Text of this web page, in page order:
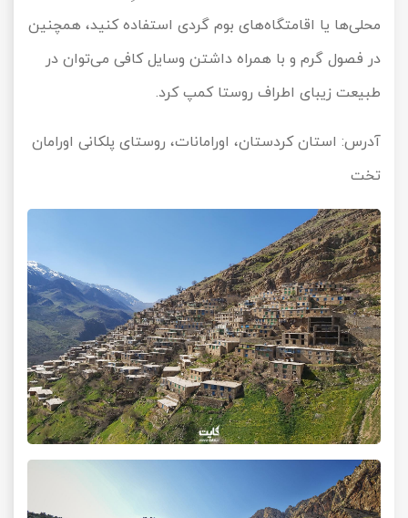
محلی‌ها یا اقامتگاه‌های بوم گردی استفاده کنید، همچنین
در فصول گرم و با همراه داشتن وسایل کافی می‌توان در
طبیعت زیبای اطراف روستا کمپ کرد.
آدرس: استان کردستان، اورامانات، روستای پلکانی اورامان
تخت